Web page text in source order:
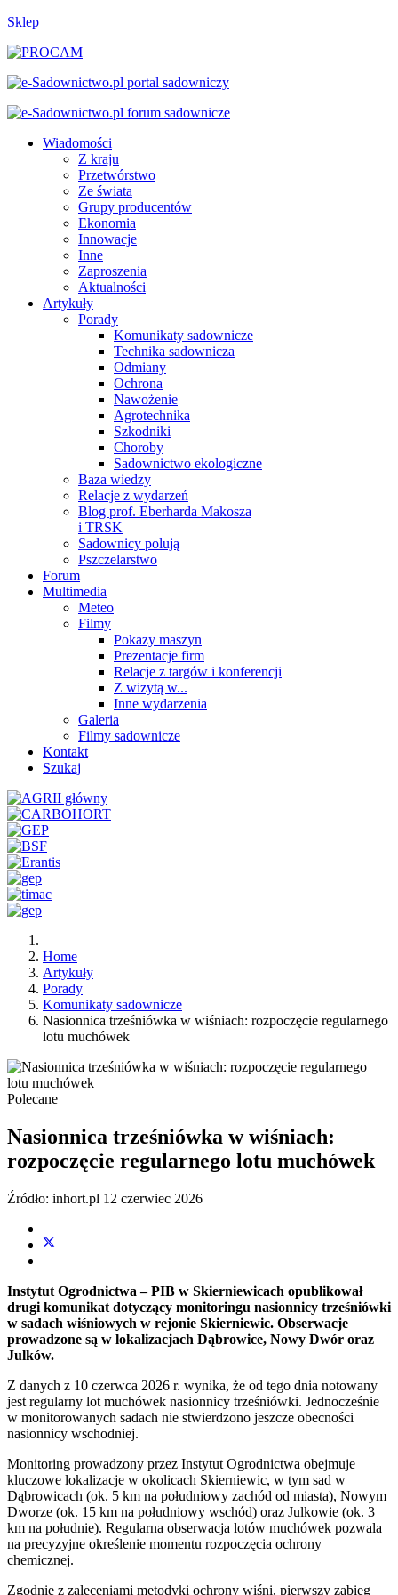
Sklep
Wiadomości
Z kraju
Przetwórstwo
Ze świata
Grupy producentów
Ekonomia
Innowacje
Inne
Zaproszenia
Aktualności
Artykuły
Porady
Komunikaty sadownicze
Technika sadownicza
Odmiany
Ochrona
Nawożenie
Agrotechnika
Szkodniki
Choroby
Sadownictwo ekologiczne
Baza wiedzy
Relacje z wydarzeń
Blog prof. Eberharda Makosza
i TRSK
Sadownicy polują
Pszczelarstwo
Forum
Multimedia
Meteo
Filmy
Pokazy maszyn
Prezentacje firm
Relacje z targów i konferencji
Z wizytą w...
Inne wydarzenia
Galeria
Filmy sadownicze
Kontakt
Szukaj
Home
Artykuły
Porady
Komunikaty sadownicze
Nasionnica trześniówka w wiśniach: rozpoczęcie regularnego
lotu muchówek
Polecane
Nasionnica trześniówka w wiśniach:
rozpoczęcie regularnego lotu muchówek
Źródło: inhort.pl 12 czerwiec 2026
Instytut Ogrodnictwa – PIB w Skierniewicach opublikował
drugi komunikat dotyczący monitoringu nasionnicy trześniówki
w sadach wiśniowych w rejonie Skierniewic. Obserwacje
prowadzone są w lokalizacjach Dąbrowice, Nowy Dwór oraz
Julków.
Z danych z 10 czerwca 2026 r. wynika, że od tego dnia notowany
jest regularny lot muchówek nasionnicy trześniówki. Jednocześnie
w monitorowanych sadach nie stwierdzono jeszcze obecności
nasionnicy wschodniej.
Monitoring prowadzony przez Instytut Ogrodnictwa obejmuje
kluczowe lokalizacje w okolicach Skierniewic, w tym sad w
Dąbrowicach (ok. 5 km na południowy zachód od miasta), Nowym
Dworze (ok. 15 km na południowy wschód) oraz Julkowie (ok. 3
km na południe). Regularna obserwacja lotów muchówek pozwala
na precyzyjne określenie momentu rozpoczęcia ochrony
chemicznej.
Zgodnie z zaleceniami metodyki ochrony wiśni, pierwszy zabieg